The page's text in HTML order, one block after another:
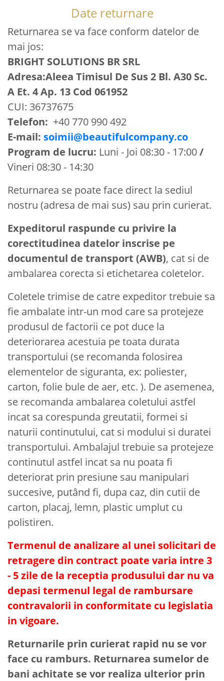
Date returnare
Returnarea se va face conform datelor de
mai jos:
BRIGHT SOLUTIONS BR SRL
Adresa:Aleea Timisul De Sus 2 Bl. A30 Sc.
A Et. 4 Ap. 13 Cod 061952
CUI: 36737675
Telefon: +40 770 990 492
E-mail: soimii@beautifulcompany.co
Program de lucru: Luni - Joi 08:30 - 17:00/
Vineri 08:30 - 14:30
Returnarea se poate face direct la sediul
nostru (adresa de mai sus) sau prin curierat.
Expeditorul raspunde cu privire la
corectitudinea datelor inscrise pe
documentul de transport (AWB), cat si de
ambalarea corecta si etichetarea coletelor.
Coletele trimise de catre expeditor trebuie sa
fie ambalate intr-un mod care sa protejeze
produsul de factorii ce pot duce la
deteriorarea acestuia pe toata durata
transportului (se recomanda folosirea
elementelor de siguranta, ex: poliester,
carton, folie bule de aer, etc. ). De asemenea,
se recomanda ambalarea coletului astfel
incat sa corespunda greutatii, formei si
naturii continutului, cat si modului si duratei
transportului. Ambalajul trebuie sa protejeze
continutul astfel incat sa nu poata fi
deteriorat prin presiune sau manipulari
succesive, putând fi, dupa caz, din cutii de
carton, placaj, lemn, plastic umplut cu
polistiren.
Termenul de analizare al unei solicitari de
retragere din contract poate varia intre 3
- 5 zile de la receptia produsului dar nu va
depasi termenul legal de rambursare
contravalorii in conformitate cu legislatia
in vigoare.
Returnarile prin curierat rapid nu se vor
face cu ramburs. Returnarea sumelor de
bani achitate se vor realiza ulterior prin